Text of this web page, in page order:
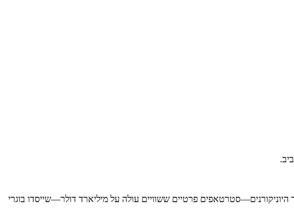
פרטיים ששוויים עולה על מיליארד דולר—שייסדו בוגרי